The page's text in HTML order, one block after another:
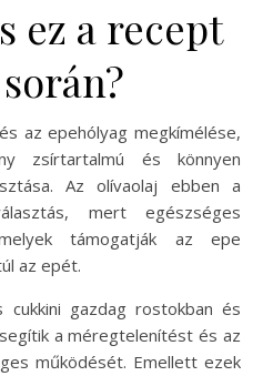
ez a recept
az epehólyag megkímélése,
zsírtartalmú és könnyen
Az olívaolaj ebben a
mert egészséges
támogatják az epe
az epét.
gazdag rostokban és
a méregtelenítést és az
működését. Emellett ezek